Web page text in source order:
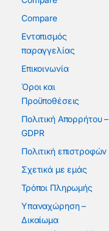
Compare
Εντοπισμός
παραγγελίας
Επικοινωνία
Όροι και
Προϋποθέσεις
Πολιτική Απορρήτου –
GDPR
Πολιτική επιστροφών
Σχετικά με εμάς
Τρόποι Πληρωμής
Υπαναχώρηση –
Δικαίωμα